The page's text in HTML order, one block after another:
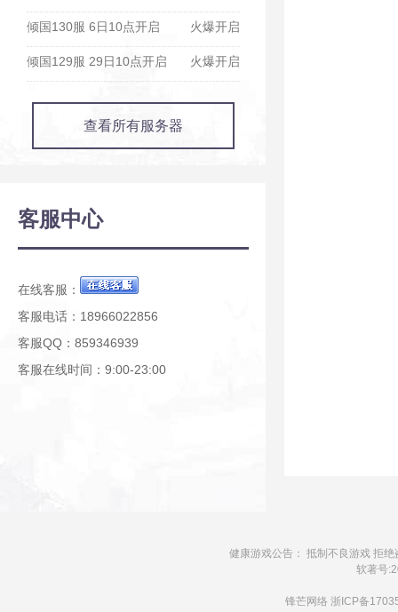
火爆开启
倾国130服 6日10点开启
火爆开启
倾国129服 29日10点开启
查看所有服务器
客服中心
在线客服：
客服电话：18966022856
客服QQ：859346939
客服在线时间：9:00-23:00
健康游戏公告： 抵制不良游戏 拒
软著号
锋芒网络 浙ICP备